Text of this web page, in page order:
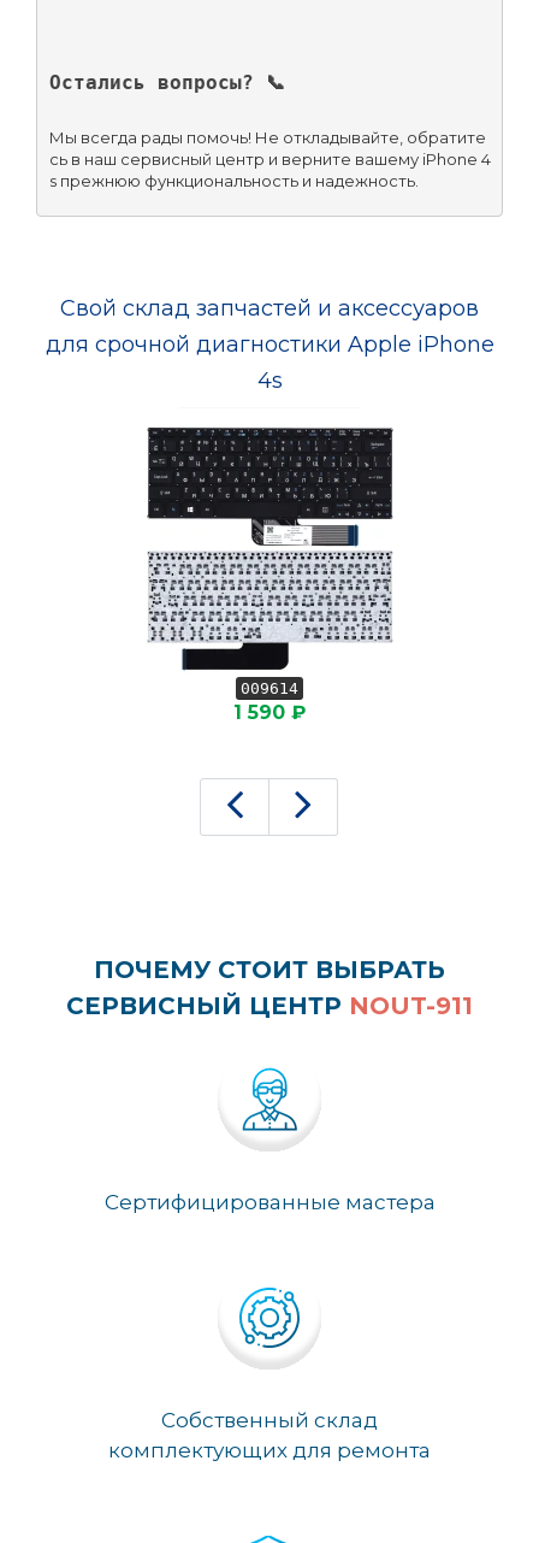
Остались вопросы? 📞
Мы всегда рады помочь! Не откладывайте, обратите
сь в наш сервисный центр и верните вашему iPhone 4
s прежнюю функциональность и надежность.
Свой склад запчастей и аксессуаров
для срочной диагностики Apple iPhone
4s
009614
1 590 ₽
ПОЧЕМУ СТОИТ ВЫБРАТЬ
СЕРВИСНЫЙ ЦЕНТР NOUT-911
Сертифицированные мастера
Собственный склад
комплектующих для ремонта